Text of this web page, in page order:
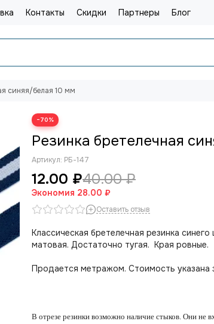
Контакты Скидки Партнеры Блог
синяя/белая 10 мм
−70%
Резинка бретелечная
Артикул: РБ-147
12.00 ₽40.00 ₽
Экономия 28.00 ₽
Оставить отзыв
Классическая бретелечная резинка
матовая. Достаточно тугая. Края ровные.
Продается метражом. Стоимость указана
В отрезе резинки возможно наличие стыков. Они не